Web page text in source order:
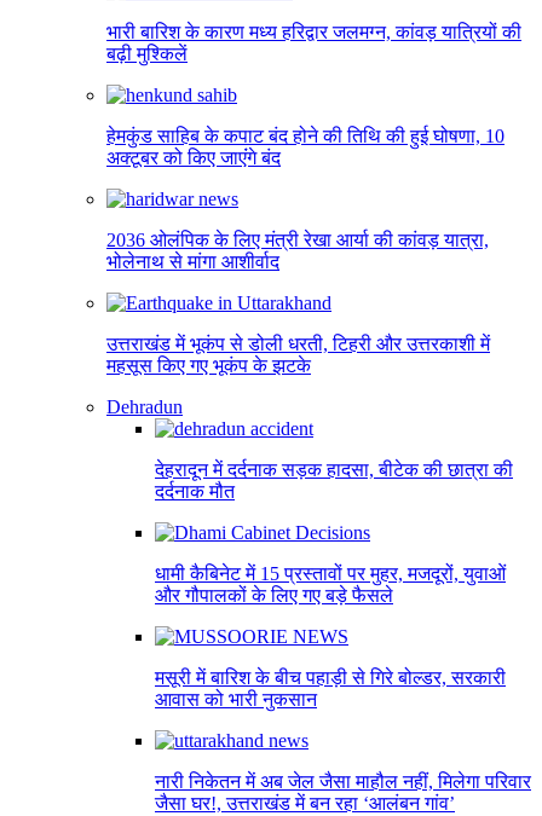
भारी बारिश के कारण मध्य हरिद्वार जलमग्न, कांवड़ यात्रियों की
बढ़ी मुश्किलें
हेमकुंड साहिब के कपाट बंद होने की तिथि की हुई घोषणा, 10
अक्टूबर को किए जाएंंगे बंद
2036 ओलंपिक के लिए मंत्री रेखा आर्या की कांवड़ यात्रा,
भोलेनाथ से मांगा आशीर्वाद
उत्तराखंड में भूकंप से डोली धरती, टिहरी और उत्तरकाशी में
महसूस किए गए भूकंप के झटके
Dehradun
देहरादून में दर्दनाक सड़क हादसा, बीटेक की छात्रा की
दर्दनाक मौत
धामी कैबिनेट में 15 प्रस्तावों पर मुहर, मजदूरों, युवाओं
और गौपालकों के लिए गए बड़े फैसले
मसूरी में बारिश के बीच पहाड़ी से गिरे बोल्डर, सरकारी
आवास को भारी नुकसान
नारी निकेतन में अब जेल जैसा माहौल नहीं, मिलेगा परिवार
जैसा घर!, उत्तराखंड में बन रहा ‘आलंबन गांव’